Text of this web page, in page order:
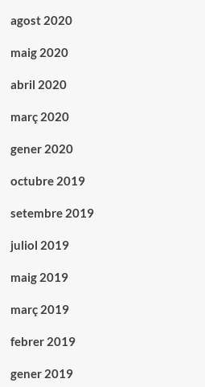
agost 2020
maig 2020
abril 2020
març 2020
gener 2020
octubre 2019
setembre 2019
juliol 2019
maig 2019
març 2019
febrer 2019
gener 2019